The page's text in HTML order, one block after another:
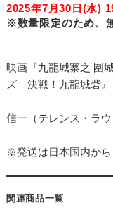
2025年7月30日(水)
※数量限定のため、
映画『九龍城寨之 圍
ズ 決戦！九龍城砦』
信一（テレンス・ラ
※発送は日本国内か
関連商品一覧